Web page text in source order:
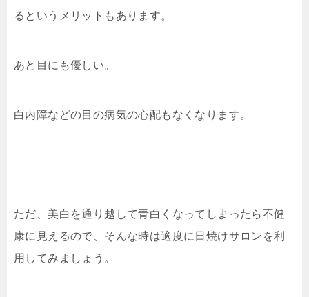
るというメリットもあります。
あと目にも優しい。
白内障などの目の病気の心配もなくなります。
ただ、美白を通り越して青白くなってしまったら不健
康に見えるので、そんな時は適度に日焼けサロンを利
用してみましょう。